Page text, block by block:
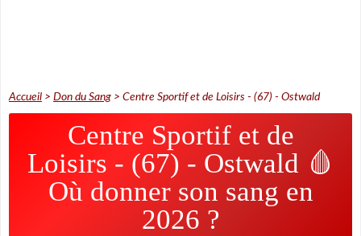
Accueil > Don du Sang > Centre Sportif et de Loisirs - (67) - Ostwald
Centre Sportif et de
Loisirs - (67) - Ostwald 🩸
Où donner son sang en
2026 ?